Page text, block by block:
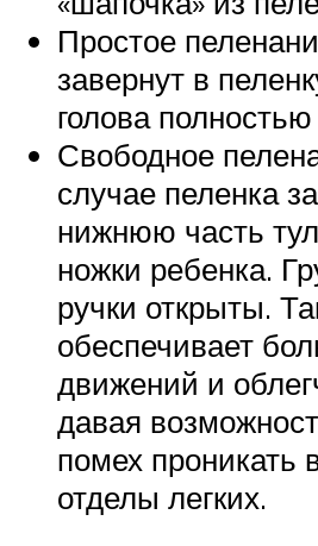
Простое
завернут в
голова
Свободное
случае пеленка
нижнюю часть
ножки ребенка.
ручки открыты.
обеспечивает
движений и
давая
помех проникать
отделы легких.